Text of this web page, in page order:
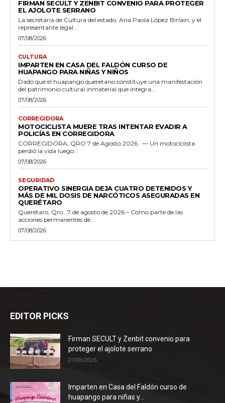
FIRMAN SECULT Y ZENBIT CONVENIO PARA PROTEGER
EL AJOLOTE SERRANO
La secretaria de Cultura del estado, Ana Paola López Birlain, y el
representante legal...
07/08/2026
CULTURA
IMPARTEN EN CASA DEL FALDÓN CURSO DE
HUAPANGO PARA NIÑAS Y NIÑOS
Dado que el huapango queretano constituye una manifestación
del patrimonio cultural inmaterial que integra...
07/08/2026
CORREGIDORA
MOTOCICLISTA MUERE TRAS INTENTAR EVADIR A
POLICÍAS EN CORREGIDORA
CORREGIDORA, QRO 7 de Agosto 2026 . — Un motociclista
perdió la vida luego...
07/08/2026
SEGURIDAD
OPERATIVO SINERGIA DEJA CUATRO DETENIDOS Y
MÁS DE MIL DOSIS DE NARCÓTICOS ASEGURADAS EN
QUERÉTARO
Querétaro, Qro., 7 de agosto de 2026.– Como parte de las
acciones permanentes de...
07/08/2026
EDITOR PICKS
Firman SECULT y Zenbit convenio para
proteger el ajolote serrano
07/08/2026
Imparten en Casa del Faldón curso de
huapango para niñas y...